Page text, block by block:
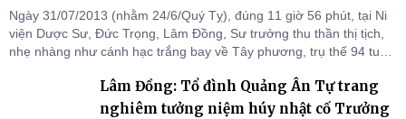
Ngày 31/07/2013 (nhằm 24/6/Quý Tỵ), đúng 11 giờ 56 phút, tại Ni
viện Dược Sư, Đức Trọng, Lâm Đồng, Sư trưởng thu thần thị tịch,
nhẹ nhàng như cánh hạc trắng bay về Tây phương, trụ thế 94 tuổi
Lâm Đồng: Tổ đình Quảng Ân Tự trang
nghiêm tưởng niệm húy nhật cố Trưởng